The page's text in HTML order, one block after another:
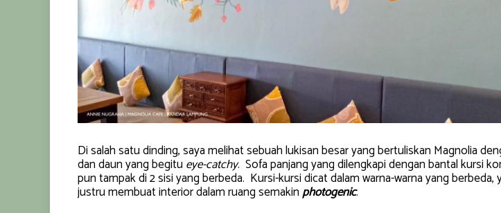
Di salah satu dinding, saya melihat sebuah lukisan besar yang bertuliskan Magnolia
dan daun yang begitu eye-catchy. Sofa panjang yang dilengkapi dengan bantal kursi
pun tampak di 2 sisi yang berbeda. Kursi-kursi dicat dalam warna-warna yang berbeda,
justru membuat interior dalam ruang semakinphotogenic.